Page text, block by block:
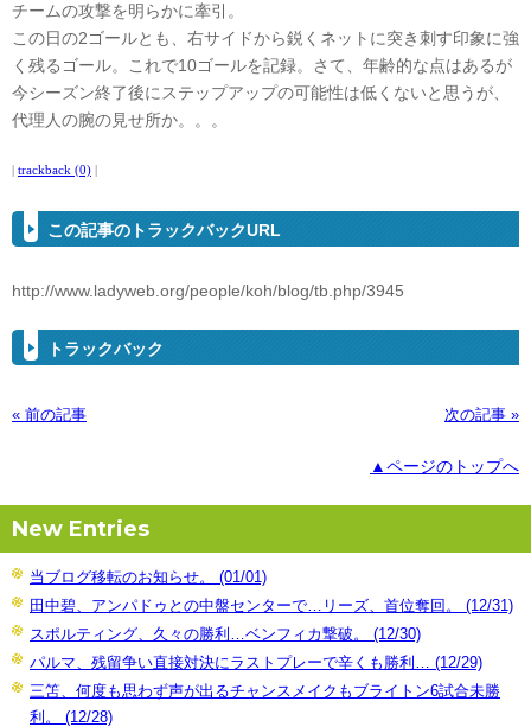
チームの攻撃を明らかに牽引。
この日の2ゴールとも、右サイドから鋭くネットに突き刺す印象に強
く残るゴール。これで10ゴールを記録。さて、年齢的な点はあるが
今シーズン終了後にステップアップの可能性は低くないと思うが、
代理人の腕の見せ所か。。。
| trackback (0) |
この記事のトラックバックURL
http://www.ladyweb.org/people/koh/blog/tb.php/3945
トラックバック
« 前の記事 次の記事 »
▲ページのトップへ
New Entries
当ブログ移転のお知らせ。 (01/01)
田中碧、アンパドゥとの中盤センターで…リーズ、首位奪回。 (12/31)
スポルティング、久々の勝利…ベンフィカ撃破。 (12/30)
パルマ、残留争い直接対決にラストプレーで辛くも勝利… (12/29)
三笘、何度も思わず声が出るチャンスメイクもブライトン6試合未勝
利。 (12/28)